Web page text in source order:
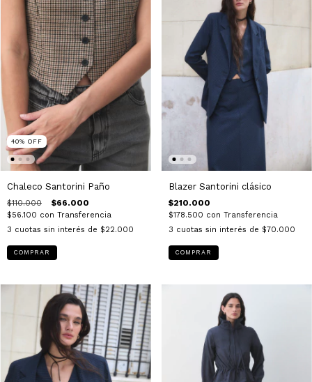
40% OFF
Chaleco Santorini Paño
$110.000 $66.000
$56.100 con Transferencia
3 cuotas sin interés de $22.000
COMPRAR
Blazer Santorini clásico
$210.000
$178.500 con Transferencia
3 cuotas sin interés de $70.000
COMPRAR